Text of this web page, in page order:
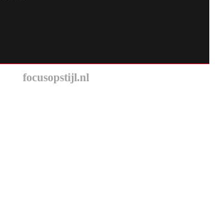
focusopstijl.nl